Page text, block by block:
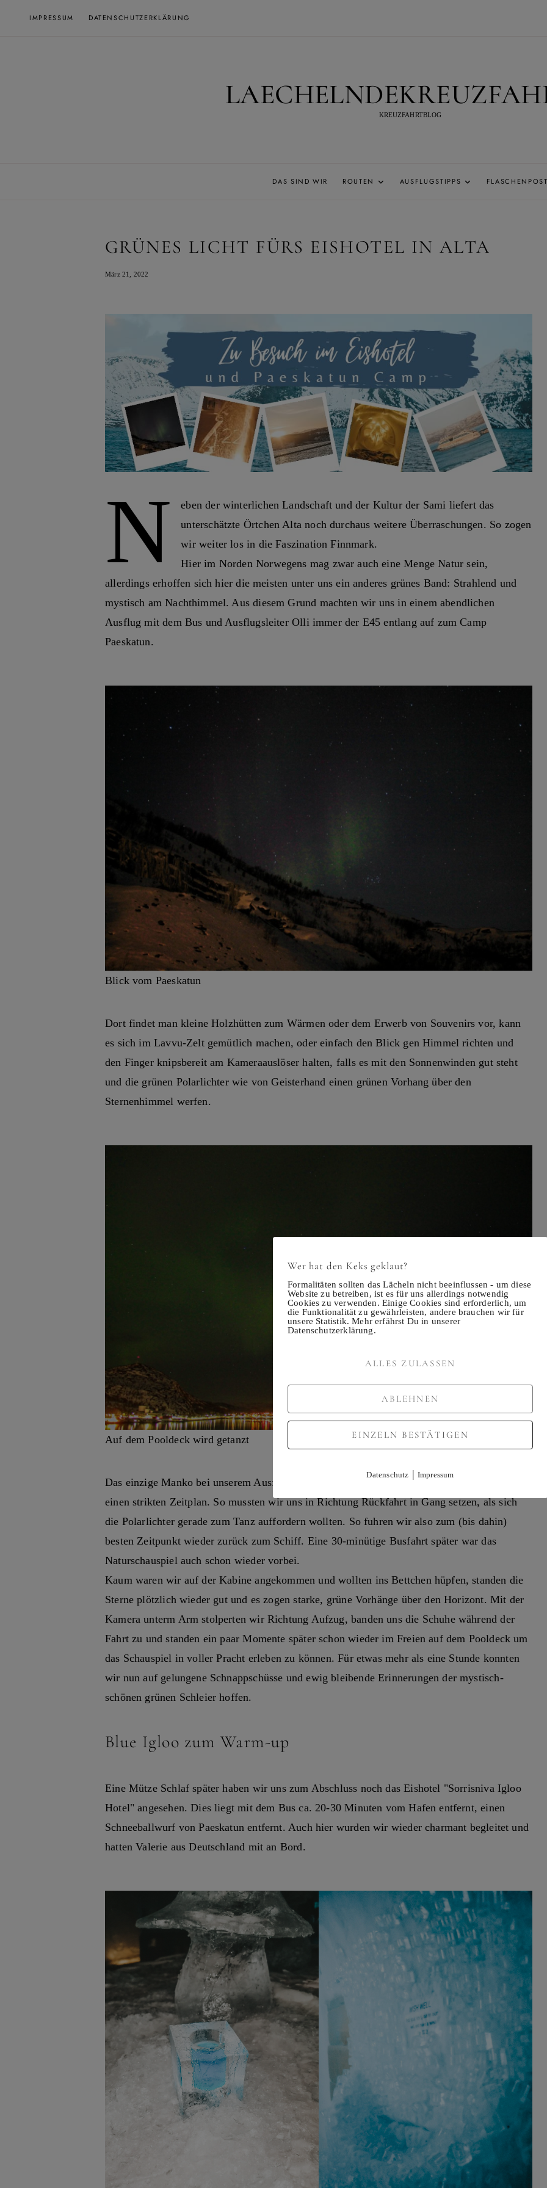
IMPRESSUM DATENSCHUTZERKLÄRUNG
KREUZFAHRTBLOG
DAS SIND WIR ROUTEN AUSFLUGSTIPPS FLASCHENPOST
GRÜNES LICHT FÜRS EISHOTEL IN ALTA
März 21, 2022
N
eben der winterlichen Landschaft und der Kultur der Sami liefert das
unterschätzte Örtchen Alta noch durchaus weitere Überraschungen. So zogen
wir weiter los in die Faszination Finnmark.
Hier im Norden Norwegens mag zwar auch eine Menge Natur sein,
allerdings erhoffen sich hier die meisten unter uns ein anderes grünes Band: Strahlend und
mystisch am Nachthimmel. Aus diesem Grund machten wir uns in einem abendlichen
Ausflug mit dem Bus und Ausflugsleiter Olli immer der E45 entlang auf zum Camp
Paeskatun.
Blick vom Paeskatun
Dort findet man kleine Holzhütten zum Wärmen oder dem Erwerb von Souvenirs vor, kann
es sich im Lavvu-Zelt gemütlich machen, oder einfach den Blick gen Himmel richten und
den Finger knipsbereit am Kameraauslöser halten, falls es mit den Sonnenwinden gut steht
und die grünen Polarlichter wie von Geisterhand einen grünen Vorhang über den
Sternenhimmel werfen.
Auf dem Pooldeck wird getanzt
Das einzige Manko bei unserem Ausflug: Da er über die Reederei gebucht war, gab es auch
einen strikten Zeitplan. So mussten wir uns in Richtung Rückfahrt in Gang setzen, als sich
die Polarlichter gerade zum Tanz auffordern wollten. So fuhren wir also zum (bis dahin)
besten Zeitpunkt wieder zurück zum Schiff. Eine 30-minütige Busfahrt später war das
Naturschauspiel auch schon wieder vorbei.
Kaum waren wir auf der Kabine angekommen und wollten ins Bettchen hüpfen, standen die
Sterne plötzlich wieder gut und es zogen starke, grüne Vorhänge über den Horizont. Mit der
Kamera unterm Arm stolperten wir Richtung Aufzug, banden uns die Schuhe während der
Fahrt zu und standen ein paar Momente später schon wieder im Freien auf dem Pooldeck um
das Schauspiel in voller Pracht erleben zu können. Für etwas mehr als eine Stunde konnten
wir nun auf gelungene Schnappschüsse und ewig bleibende Erinnerungen der mystisch-
schönen grünen Schleier hoffen.
Blue Igloo zum Warm-up
Eine Mütze Schlaf später haben wir uns zum Abschluss noch das Eishotel "Sorrisniva Igloo
Hotel" angesehen. Dies liegt mit dem Bus ca. 20-30 Minuten vom Hafen entfernt, einen
Schneeballwurf von Paeskatun entfernt. Auch hier wurden wir wieder charmant begleitet und
hatten Valerie aus Deutschland mit an Bord.
Wer hat den Keks geklaut?
Formalitäten sollten das Lächeln nicht beeinflussen - um diese
Website zu betreiben, ist es für uns allerdings notwendig
Cookies zu verwenden. Einige Cookies sind erforderlich, um
die Funktionalität zu gewährleisten, andere brauchen wir für
unsere Statistik. Mehr erfährst Du in unserer
Datenschutzerklärung.
ALLES ZULASSEN
ABLEHNEN
EINZELN BESTÄTIGEN
Datenschutz | Impressum